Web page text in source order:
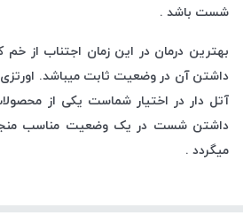
شست باشد .
بهترین درمان در این زمان اجتناب از
داشتن آن در وضعیت ثابت میباشد.
آتل دار در اختیار شماست یکی از
داشتن شست در یک وضعیت مناسب
میگردد .